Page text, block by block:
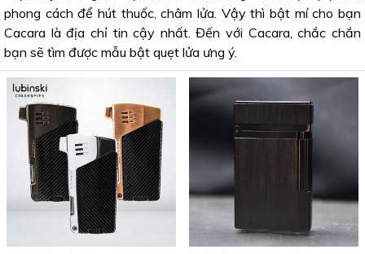
phong cách để hút thuốc, châm lửa. Vậy thì bật mí cho bạn
Cacara là địa chỉ tin cậy nhất. Đến với Cacara, chắc chắn
bạn sẽ tìm được mẫu bật quẹt lửa ưng ý.